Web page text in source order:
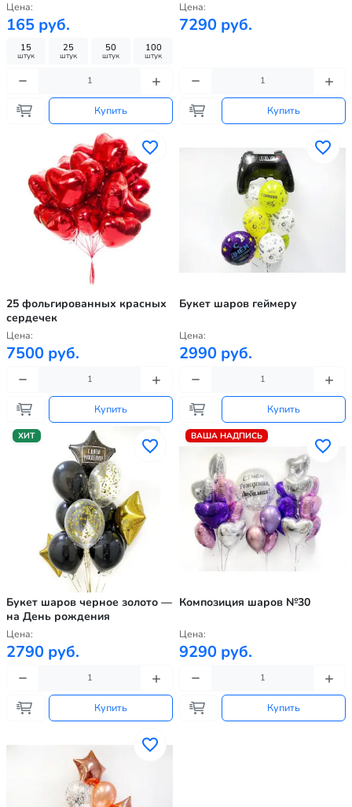
Цена:
165 руб.
15
штук
25
штук
50
штук
100
штук
Купить
Цена:
7290 руб.
Купить
25 фольгированных красных
сердечек
Цена:
7500 руб.
Купить
Букет шаров геймеру
Цена:
2990 руб.
Купить
ХИТ
Букет шаров черное золото —
на День рождения
Цена:
2790 руб.
Купить
ВАША НАДПИСЬ
Композиция шаров №30
Цена:
9290 руб.
Купить